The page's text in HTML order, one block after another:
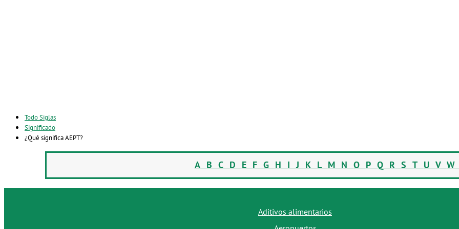
Todo Siglas
Significado
¿Qué significa AEPT?
A B C D E F G H IJ K L M N O P Q R S T U V W
Aditivos alimentarios